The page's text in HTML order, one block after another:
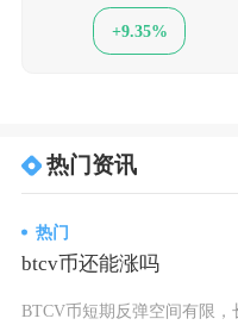
+9.35%
热门资讯
热门
btcv币还能涨吗